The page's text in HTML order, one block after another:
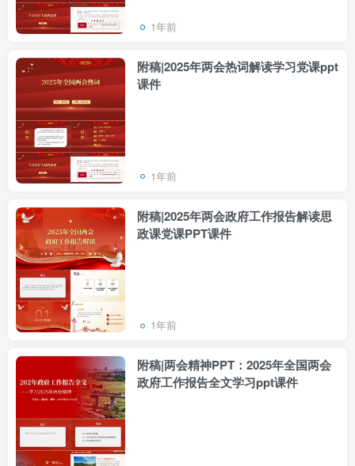
1年前
附稿|2025年两会热词解读学习党课ppt
课件
1年前
附稿|2025年两会政府工作报告解读思
政课党课PPT课件
1年前
附稿|两会精神PPT：2025年全国两会
政府工作报告全文学习ppt课件